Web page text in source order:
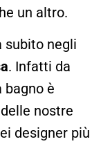
un altro.
subito negli
. Infatti da
bagno è
nostre
designer più